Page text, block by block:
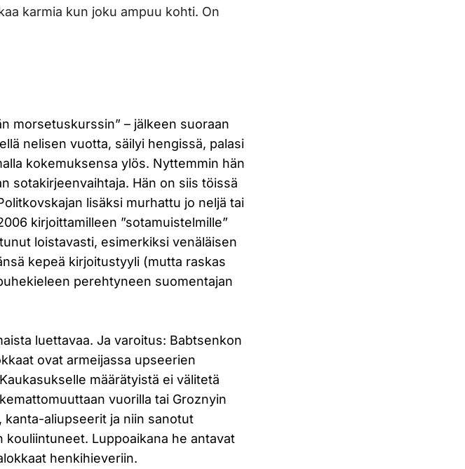
karmia kun joku ampuu kohti. On
morsetuskurssin” – jälkeen suoraan
nelisen vuotta, säilyi hengissä, palasi
kokemuksensa ylös. Nyttemmin hän
sotakirjeenvaihtaja. Hän on siis töissä
lisäksi murhattu jo neljä tai
kirjoittamilleen ”sotamuistelmille”
loistavasti, esimerkiksi venäläisen
kepeä kirjoitustyyli (mutta raskas
perehtyneen suomentajan
luettavaa. Ja varoitus: Babtsenkon
ovat armeijassa upseerien
määrätyistä ei välitetä
vuorilla tai Groznyin
kanta-aliupseerit ja niin sanotut
kouliintuneet. Luppoaikana he antavat
henkihieveriin.